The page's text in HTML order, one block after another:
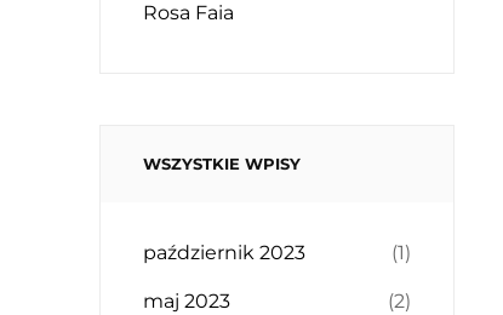
Rosa Faia
WSZYSTKIE WPISY
październik 2023 (1)
maj 2023 (2)